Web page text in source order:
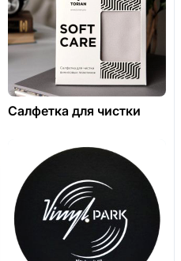
Салфетка для чистки